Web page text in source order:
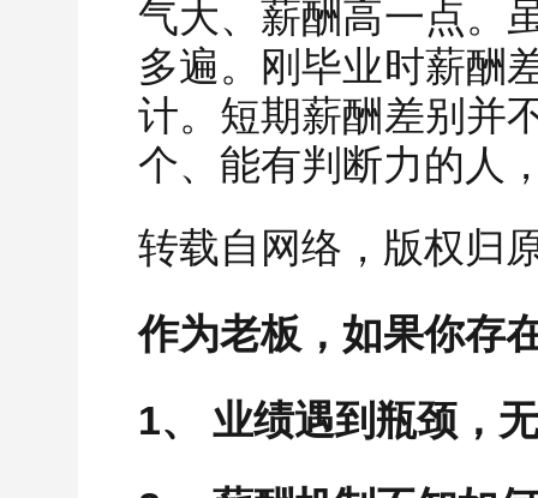
气大、薪酬高一点。
多遍。刚毕业时薪酬
计。短期薪酬差别并
个、能有判断力的人
转载自网络，版权归
作为老板，如果你存
1、 业绩遇到瓶颈，